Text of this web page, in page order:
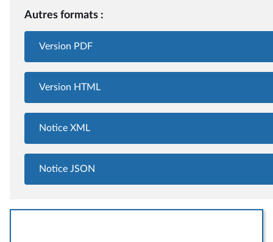
Autres formats :
Version PDF
Version HTML
Notice XML
Notice JSON